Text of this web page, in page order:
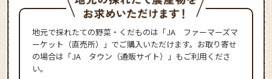
地元で採れたての野菜・くだものは「JA ファーマーズマ
ーケット（直売所）」でご購入いただけます。お取り寄せ
の場合は「JA タウン（通販サイト）」もご利用くださ
い。